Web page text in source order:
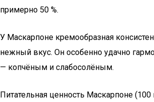
примерно 50 %.
У Маскарпоне кремообразная
нежный вкус. Он особенно удачно
— копчёным и слабосолёным.
Питательная ценность Маскарпоне (100